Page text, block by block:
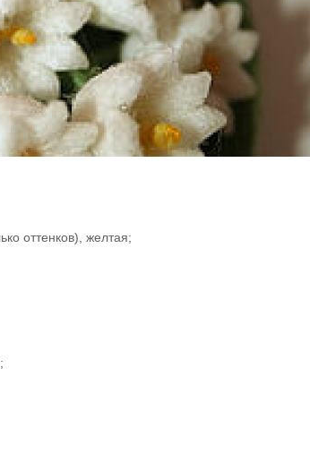
оттенков), желтая;